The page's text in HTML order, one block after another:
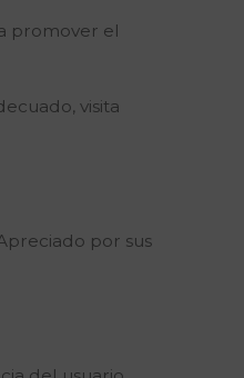
promover el
visita
por sus